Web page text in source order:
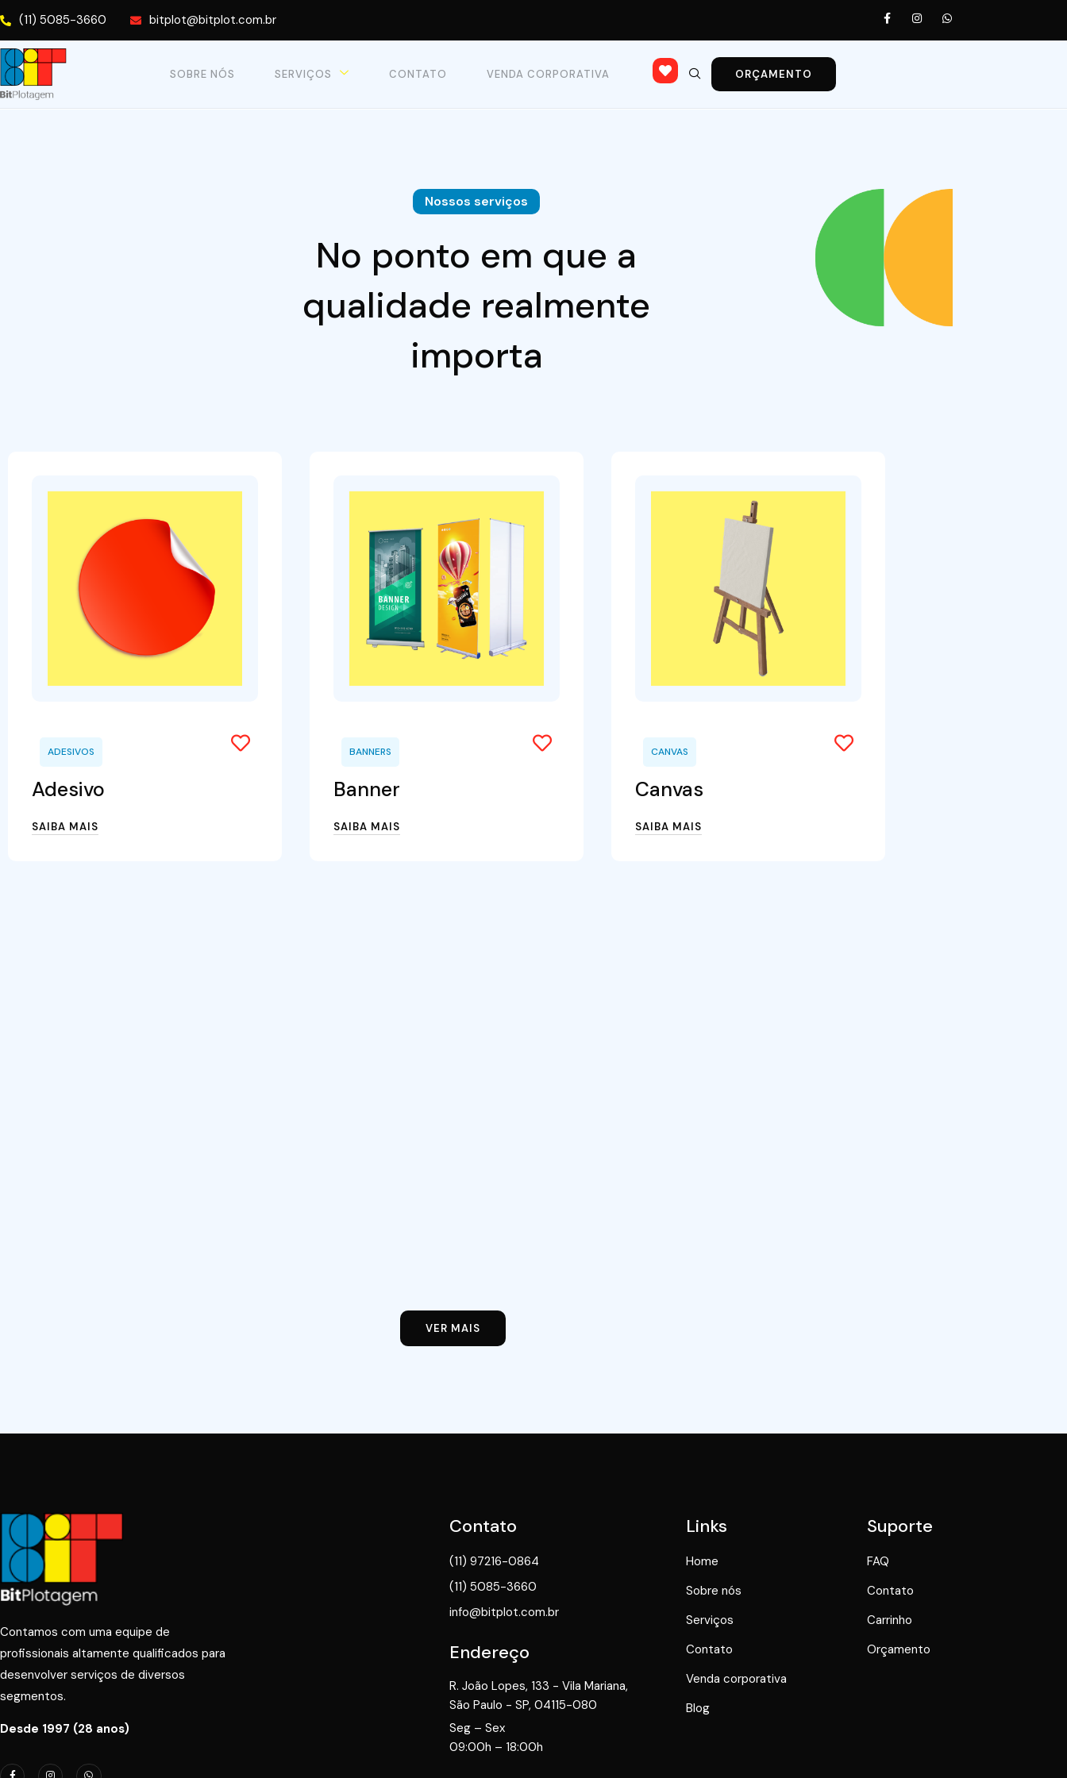
(11) 5085-3660 bitplot@bitplot.com.br
SOBRE NÓS SERVIÇOS CONTATO VENDA CORPORATIVA ORÇAMENTO
Nossos serviços
No ponto em que a
qualidade realmente
importa
ADESIVOS
Adesivo
SAIBA MAIS
BANNERS
Banner
SAIBA MAIS
CANVAS
Canvas
SAIBA MAIS
VER MAIS
Contamos com uma equipe de
profissionais altamente qualificados para
desenvolver serviços de diversos
segmentos.
Desde 1997 (28 anos)
Contato
(11) 97216-0864
(11) 5085-3660
info@bitplot.com.br
Endereço
R. João Lopes, 133 - Vila Mariana,
São Paulo - SP, 04115-080
Seg – Sex
09:00h – 18:00h
Links
Home
Sobre nós
Serviços
Contato
Venda corporativa
Blog
Suporte
FAQ
Contato
Carrinho
Orçamento